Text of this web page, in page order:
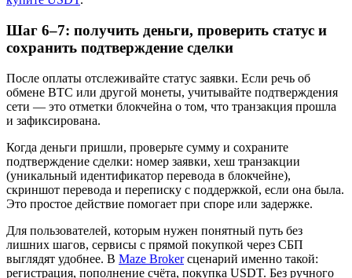
Шаг 6–7: получить деньги, проверить статус и
сохранить подтверждение сделки
После оплаты отслеживайте статус заявки. Если речь об
обмене BTC или другой монеты, учитывайте подтверждения
сети — это отметки блокчейна о том, что транзакция прошла
и зафиксирована.
Когда деньги пришли, проверьте сумму и сохраните
подтверждение сделки: номер заявки, хеш транзакции
(уникальный идентификатор перевода в блокчейне),
скриншот перевода и переписку с поддержкой, если она была.
Это простое действие помогает при споре или задержке.
Для пользователей, которым нужен понятный путь без
лишних шагов, сервисы с прямой покупкой через СБП
выглядят удобнее. В Maze Brokerсценарий именно такой:
регистрация, пополнение счёта, покупка USDT. Без ручного